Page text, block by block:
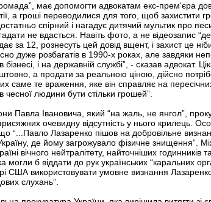
має допомогти адвокатам екс-прем'єра
а гроші переводилися для того, щоб захистити
спірний і нагадує дитячий мультик про
не вдасться. Навіть фото, а не відеозапис
за 12, рознесуть цей довід вщент, і захист це
дуже розбагатів в 1990-х роках, але завдяки
і на державній службі”, - сказав адвокат.
а продати за реальною ціною, дійсно
саме те враження, яке він справляє на
людини бути стільки грошей”.
Павла Івановича, який “на жаль, не янгол”,
очевидну відсутність у нього крилець.
“...Павло Лазаренко пішов на добровільне
де йому загрожувало фізичне знищення”.
вічного нейтралітету, найточніших годинників
б віддати до рук українських “каральних
США використовувати умовне визнання
слухань”.